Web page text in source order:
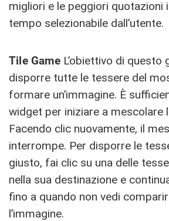
migliori e le peggiori quotazioni
tempo selezionabile dall’utente.
Tile GameL’obiettivo di questo
disporre tutte le tessere del
formare un’immagine. È
widget per iniziare a mescolare
Facendo clic nuovamente, il
interrompe. Per disporre le
giusto, fai clic su una delle
nella sua destinazione e
fino a quando non vedi
l’immagine.